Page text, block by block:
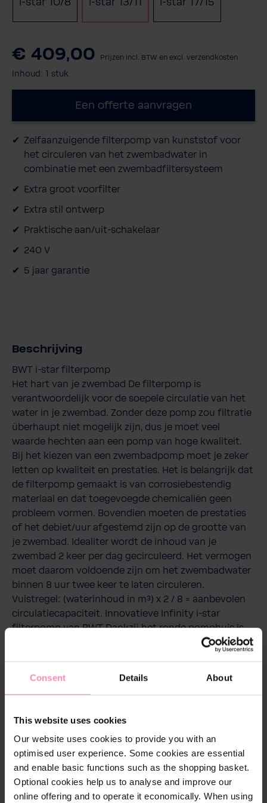
Consent Details About
This website uses cookies
Our website uses cookies to provide you with an
optimised user experience. Some cookies are essential
and enable basic functions such as the shopping basket.
Optional cookies help us to analyse and improve our
online offering and to operate it economically. When using
€ 409,00 Prijzen incl. BTW en excl. verzendkosten
Inhoud: 1 stuk
Een offerte aanvragen
Zelfaanzuigende filterpomp van kunststof voor
het circuleren van het zwembadwater in
combinatie met een zwembadfiltersysteem
Extra groot voorfilter
Extra stil ontwerp
Praktische aan/uit-schakelaar
240 V
5 jaar garantie
Beschrijving
BWT i-star filterpomp
Het hart van je zwembad De filterpomp is
verantwoordelijk voor de soepele circulatie van het
water in je zwembad. Zonder deze pomp zou filtratie
überhaupt niet mogelijk zijn, dus je moet veel
waarde hechten aan een pomp van hoge kwaliteit.
Bij het kiezen van een zwembadpomp moet je zeker
letten op kwaliteit en prestaties. Het is belangrijk dat
de filterpomp gemaakt is van corrosiebestendig
materiaal en dat toegevoegde chemicaliën geen
probleem vormen. Bovendien moeten de prestaties
of het debiet/uur afgestemd zijn op de grootte van
je zwembad. Idealiter wordt de inhoud van je
zwembad 2 keer per dag gecirculeerd. Het vermogen
moet daarom voldoende zijn om het zwembadwater
binnen 8 uur twee keer te laten circuleren.
Vuistregel: (waterinhoud in m³) x 2 / 8 = aanbevolen
circulatiecapaciteit. Innovatieve Infinity i-star
filterpomp van BWT Dankzij het ronde pomphuis is
Download
I Star II Filtration Pump BWT - Doc EN - 2021.pdf